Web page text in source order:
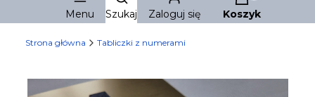
Menu Szukaj Zaloguj się Koszyk
Strona główna Tabliczki z numerami